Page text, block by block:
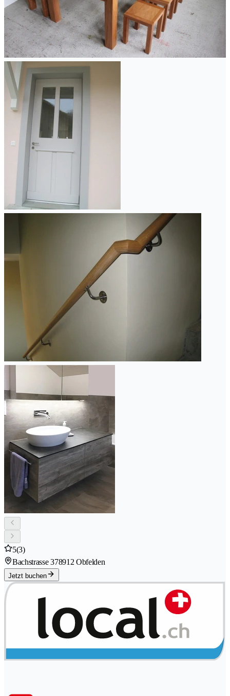
5(3)
Bachstrasse 378912 Obfelden
Jetzt buchen